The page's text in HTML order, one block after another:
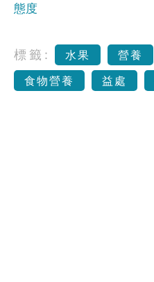
態度
標籤: 水果 營養
食物營養
益處